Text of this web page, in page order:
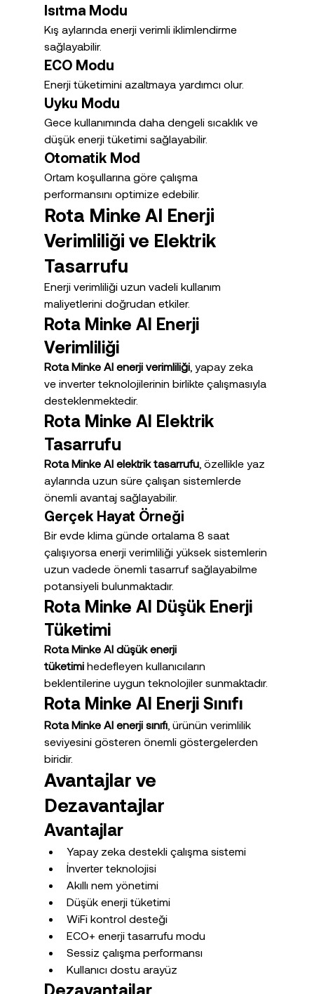
Isıtma Modu
Kış aylarında enerji verimli iklimlendirme
sağlayabilir.
ECO Modu
Enerji tüketimini azaltmaya yardımcı olur.
Uyku Modu
Gece kullanımında daha dengeli sıcaklık ve
düşük enerji tüketimi sağlayabilir.
Otomatik Mod
Ortam koşullarına göre çalışma
performansını optimize edebilir.
Rota Minke AI Enerji
Verimliliği ve Elektrik
Tasarrufu
Enerji verimliliği uzun vadeli kullanım
maliyetlerini doğrudan etkiler.
Rota Minke AI Enerji
Verimliliği
Rota Minke AI enerji verimliliği, yapay zeka
ve inverter teknolojilerinin birlikte çalışmasıyla
desteklenmektedir.
Rota Minke AI Elektrik
Tasarrufu
Rota Minke AI elektrik tasarrufu, özellikle yaz
aylarında uzun süre çalışan sistemlerde
önemli avantaj sağlayabilir.
Gerçek Hayat Örneği
Bir evde klima günde ortalama 8 saat
çalışıyorsa enerji verimliliği yüksek sistemlerin
uzun vadede önemli tasarruf sağlayabilme
potansiyeli bulunmaktadır.
Rota Minke AI Düşük Enerji
Tüketimi
Rota Minke AI düşük enerji
tüketimi hedefleyen kullanıcıların
beklentilerine uygun teknolojiler sunmaktadır.
Rota Minke AI Enerji Sınıfı
Rota Minke AI enerji sınıfı, ürünün verimlilik
seviyesini gösteren önemli göstergelerden
biridir.
Avantajlar ve
Dezavantajlar
Avantajlar
Yapay zeka destekli çalışma sistemi
İnverter teknolojisi
Akıllı nem yönetimi
Düşük enerji tüketimi
WiFi kontrol desteği
ECO+ enerji tasarrufu modu
Sessiz çalışma performansı
Kullanıcı dostu arayüz
Dezavantajlar